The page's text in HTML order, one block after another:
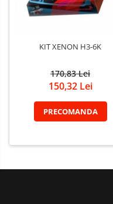
KIT XENON H3-6K
170,83 Lei
150,32 Lei
PRECOMANDA